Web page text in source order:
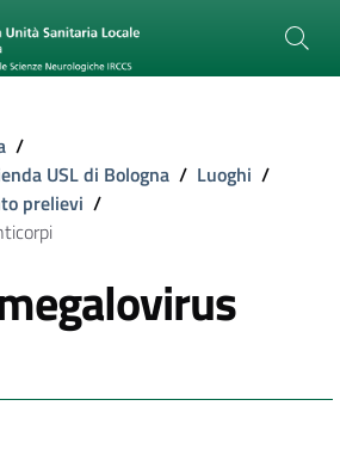
/
USL di Bologna / Luoghi /
prelievi /